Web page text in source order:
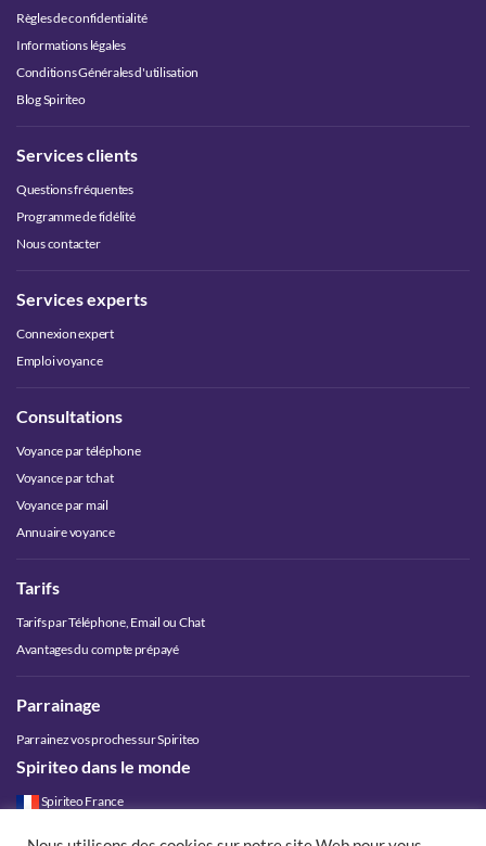
Règles de confidentialité
Informations légales
Conditions Générales d'utilisation
Blog Spiriteo
Services clients
Questions fréquentes
Programme de fidélité
Nous contacter
Services experts
Connexion expert
Emploi voyance
Consultations
Voyance par téléphone
Voyance par tchat
Voyance par mail
Annuaire voyance
Tarifs
Tarifs par Téléphone, Email ou Chat
Avantages du compte prépayé
Parrainage
Parrainez vos proches sur Spiriteo
Spiriteo dans le monde
Spiriteo France